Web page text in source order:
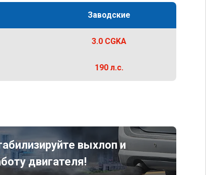
Заводские
3.0 CGKA
190 л.с.
выхлоп и
двигателя!